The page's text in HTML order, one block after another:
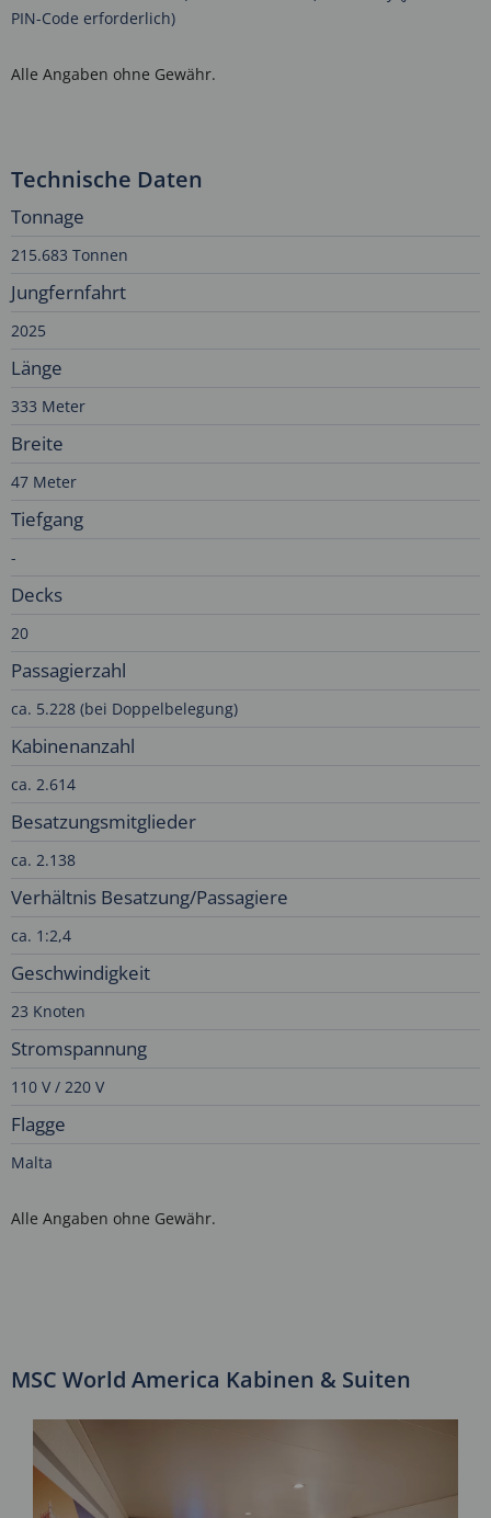
PIN-Code erforderlich)
Alle Angaben ohne Gewähr.
Technische Daten
Tonnage
215.683 Tonnen
Jungfernfahrt
2025
Länge
333 Meter
Breite
47 Meter
Tiefgang
-
Decks
20
Passagierzahl
ca. 5.228 (bei Doppelbelegung)
Kabinenanzahl
ca. 2.614
Besatzungsmitglieder
ca. 2.138
Verhältnis Besatzung/Passagiere
ca. 1:2,4
Geschwindigkeit
23 Knoten
Stromspannung
110 V / 220 V
Flagge
Malta
Alle Angaben ohne Gewähr.
MSC World America Kabinen & Suiten